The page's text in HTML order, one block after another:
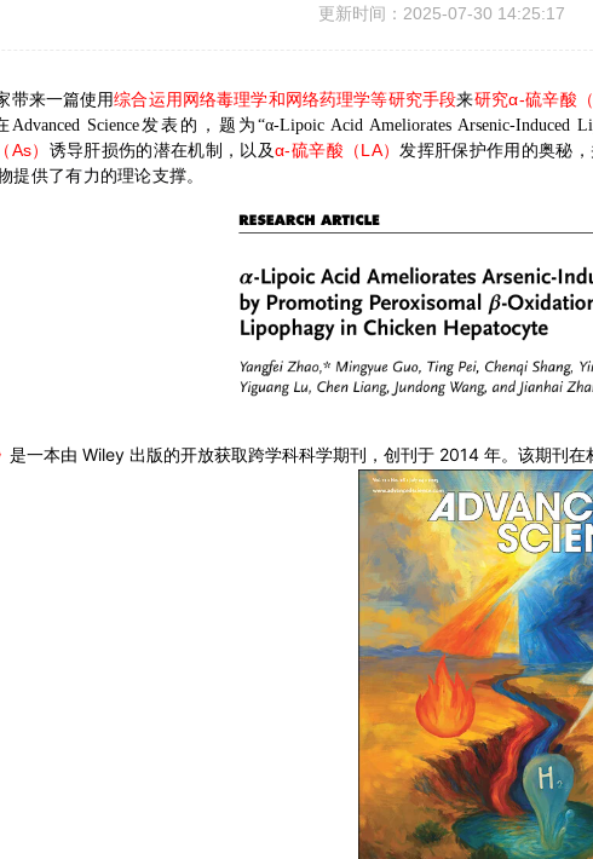
更新时间：2025-07-30 14:25:17
带来一篇使用综合运用网络毒理学和网络药理学等研究手段来研究α-硫辛酸（
Advanced Science发表 的，题为“α-Lipoic Acid Ameliorates Arsenic-Induced
As） 诱导肝损伤的潜在机制，以及α-硫辛酸（ LA）发挥肝保护作用的奥秘
提供了有力的理论支撑。
是一本由 Wiley 出版的开放获取跨学科科学期刊，创刊于 2014 年。该期刊在